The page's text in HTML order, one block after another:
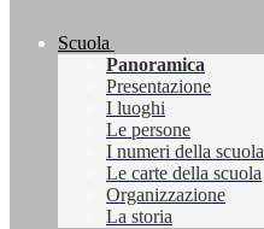
Scuola
Panoramica
Presentazione
I luoghi
Le persone
I numeri della scuola
Le carte della scuola
Organizzazione
La storia